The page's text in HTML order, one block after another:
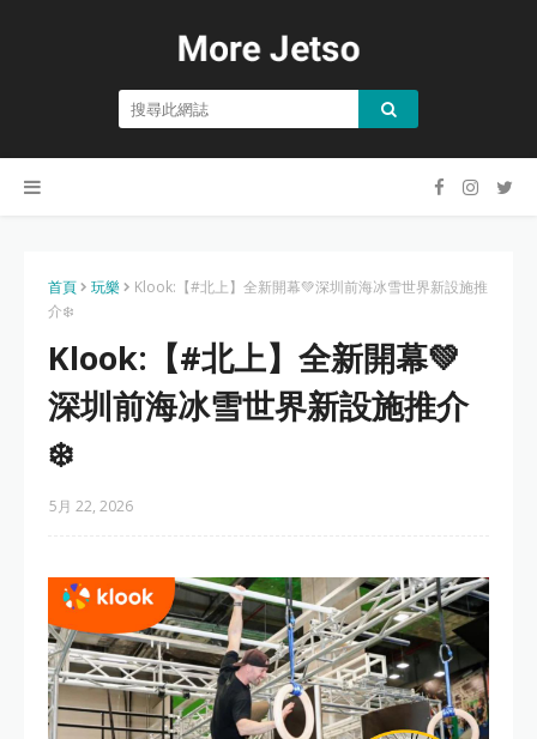
首頁 玩樂
Klook:【#北上】全新開幕💚深圳前海冰雪世界新設施推
介❄️
Klook:【#北上】全新開幕💚
深圳前海冰雪世界新設施推介
❄️
5月 22, 2026